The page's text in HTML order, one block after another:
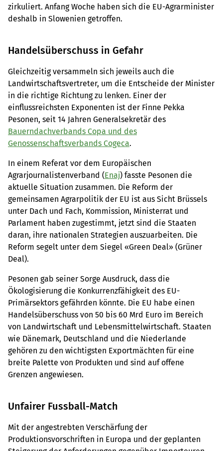
zirkuliert. Anfang Woche haben sich die EU-Agrarminister
deshalb in Slowenien getroffen.
Handelsüberschuss in Gefahr
Gleichzeitig versammeln sich jeweils auch die
Landwirtschaftsvertreter, um die Entscheide der Minister
in die richtige Richtung zu lenken. Einer der
einflussreichsten Exponenten ist der Finne Pekka
Pesonen, seit 14 Jahren Generalsekretär des
Bauerndachverbands Copa und des
Genossenschaftsverbands Cogeca.
In einem Referat vor dem Europäischen
Agrarjournalistenverband (Enaj) fasste Pesonen die
aktuelle Situation zusammen. Die Reform der
gemeinsamen Agrarpolitik der EU ist aus Sicht Brüssels
unter Dach und Fach, Kommission, Ministerrat und
Parlament haben zugestimmt, jetzt sind die Staaten
daran, ihre nationalen Strategien auszuarbeiten. Die
Reform segelt unter dem Siegel «Green Deal» (Grüner
Deal).
Pesonen gab seiner Sorge Ausdruck, dass die
Ökologisierung die Konkurrenzfähigkeit des EU-
Primärsektors gefährden könnte. Die EU habe einen
Handelsüberschuss von 50 bis 60 Mrd Euro im Bereich
von Landwirtschaft und Lebensmittelwirtschaft. Staaten
wie Dänemark, Deutschland und die Niederlande
gehören zu den wichtigsten Exportmächten für eine
breite Palette von Produkten und sind auf offene
Grenzen angewiesen.
Unfairer Fussball-Match
Mit der angestrebten Verschärfung der
Produktionsvorschriften in Europa und der geplanten